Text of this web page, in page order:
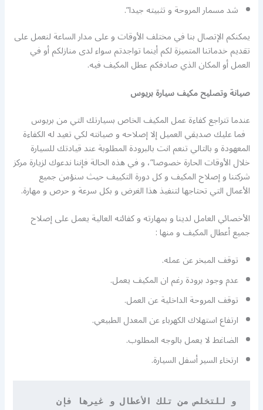
شد مسمار المروحة و تثبيته جيدا”.
يمكنكم الإتصال بنا في مختلف الأوقات و على مدار الساعة لنعمل على
تقديم خدماتنا المتميزة لكم أينما تواجدتم سواء لدى منازلكم أو في
العمل أو المكان الذي صادفكم عطل المكيف فيه.
صيانة وتصليح مكيف سيارة بريوس
عندما تتراجع كفاءة عمل المكيف الخاص بسيارتك التي من بريوس
فما عليك صديقي العميل إلا إصلاحه و صيانته لكي تعيد له الكفاءة
المعهودة و بالتالي تنعم انت بالبرودة المطلوبة عند قيادتك للسيارة
خلال الأوقات الحارة خصوصا”، و في هذه الحالة فإننا ندعوك لزيارة مركز
شركتنا و إصلاح المكيف و كل دورة التكييف حيث سنؤمن جميع
الأعمال التي تحتاجها لتنفيذ هذا الغرض و بكل سرعة و حرص و مهارة.
الأخصائي العامل لدينا و بمهارته و كفائته العالية يعمل على إصلاح
جميع أعطال المكيف و منها :
توقف المبخر عن عمله.
عدم وجود برودة رغم ان المكيف يعمل.
توقف المروحة الداخلية عن العمل.
ارتفاع استهلاك الكهرباء عن المعدل الطبيعي.
الضاغط لا يعمل بالوجه المطلوب.
ارتخاء السير أسفل السيارة.
و للتخلص من تلك الأعطال و غيرها فإن